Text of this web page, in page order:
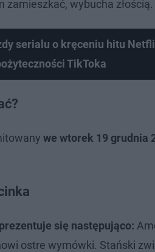
zamieszkać, wybucha złością.
serialu o kręceniu hitu
TikToka
we wtorek 19 grudnia
się następująco:
ostre wymówki. Stański